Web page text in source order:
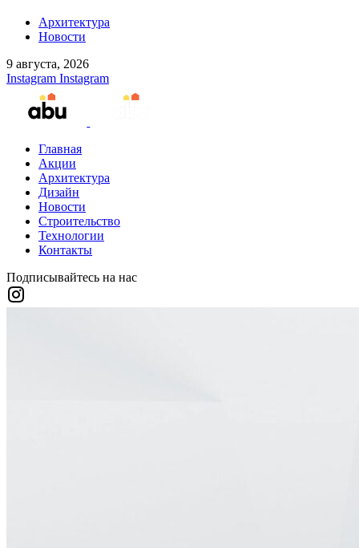
Архитектура
Новости
9 августа, 2026
Instagram Instagram
Главная
Акции
Архитектура
Дизайн
Новости
Строительство
Технологии
Контакты
Подписывайтесь на нас